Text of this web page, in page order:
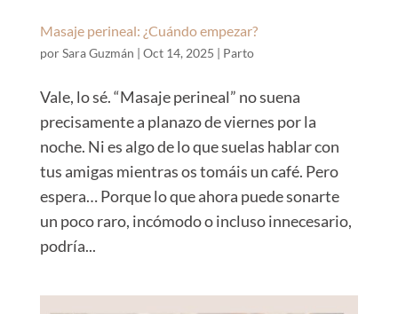
Masaje perineal: ¿Cuándo empezar?
porSara Guzmán | Oct 14, 2025 | Parto
Vale, lo sé. “Masaje perineal” no suena
precisamente a planazo de viernes por la
noche. Ni es algo de lo que suelas hablar con
tus amigas mientras os tomáis un café. Pero
espera… Porque lo que ahora puede sonarte
un poco raro, incómodo o incluso innecesario,
podría...